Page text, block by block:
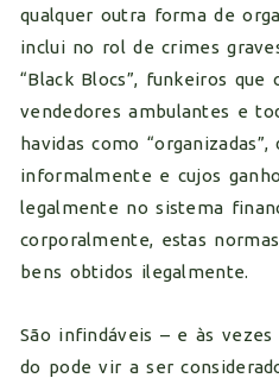
qualquer outra forma de
inclui no rol de crimes
“Black Blocs”, funkeiros que
vendedores ambulantes e
havidas como
informalmente e cujos
legalmente no sistema
corporalmente, estas
bens obtidos ilegalmente.
São infindáveis – e às vezes
do pode vir a ser